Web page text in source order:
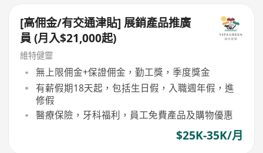
[高佣金/有交通津貼] 展銷產品推廣
員 (月入$21,000起)
維特健靈
無上限佣金+保證佣金，勤工獎，季度獎金
有薪假期18天起，包括生日假，入職週年假，進
修假
醫療保險，牙科福利，員工免費產品及購物優惠
$25K-35K/月